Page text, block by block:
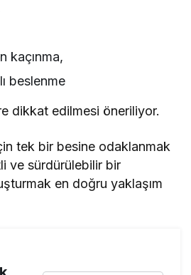
kaçınma,
beslenme
dikkat edilmesi öneriliyor.
tek bir besine odaklanmak
ve sürdürülebilir bir
en doğru yaklaşım